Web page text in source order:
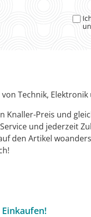
Technik, Elektronik
Knaller-Preis und
und jederzeit
den Artikel